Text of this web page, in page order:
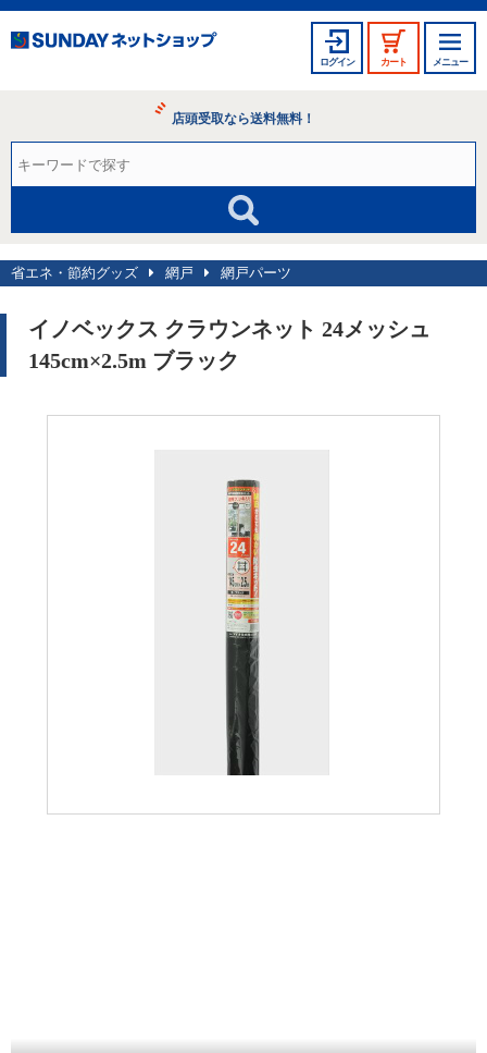
ログイン カート メニュー
店頭受取なら送料無料！
省エネ・節約グッズ 網戸 網戸パーツ
イノベックス クラウンネット 24メッシュ
145cm×2.5m ブラック